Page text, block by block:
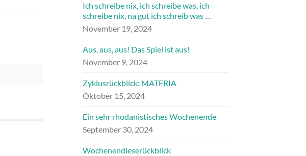
Ich schreibe nix, ich schreibe was, ich
schreibe nix, na gut ich schreib was …
November 19, 2024
Aus, aus, aus! Das Spiel ist aus!
November 9, 2024
Zyklusrückblick: MATERIA
Oktober 15, 2024
Ein sehr rhodanistisches Wochenende
September 30, 2024
Wochenendleserückblick